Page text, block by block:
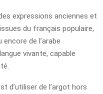
expressions anciennes et
du français populaire,
encore de l’arabe
vivante, capable
d’utiliser de l’argot hors